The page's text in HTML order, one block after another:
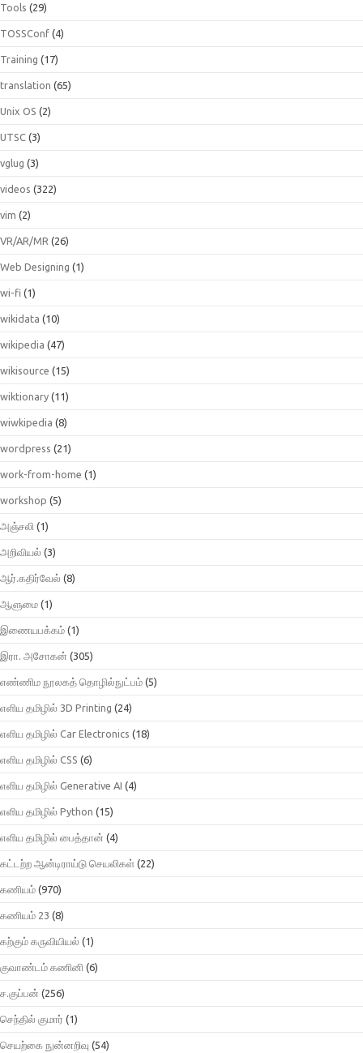
Tools (29)
TOSSConf (4)
Training (17)
translation (65)
Unix OS (2)
UTSC (3)
vglug (3)
videos (322)
vim (2)
VR/AR/MR (26)
Web Designing (1)
wi-fi (1)
wikidata (10)
wikipedia (47)
wikisource (15)
wiktionary (11)
wiwkipedia (8)
wordpress (21)
work-from-home (1)
workshop (5)
அஞ்சலி (1)
அறிவியல் (3)
ஆர்.கதிர்வேல் (8)
ஆளுமை (1)
இணையபக்கம் (1)
இரா. அசோகன் (305)
எண்ணிம நூலகத் தொழில்நுட்பம் (5)
எளிய தமிழில் 3D Printing (24)
எளிய தமிழில் Car Electronics (18)
எளிய தமிழில் CSS (6)
எளிய தமிழில் Generative AI (4)
எளிய தமிழில் Python (15)
எளிய தமிழில் பைத்தான் (4)
கட்டற்ற ஆன்டிராய்டு செயலிகள் (22)
கணியம் (970)
கணியம் 23 (8)
கற்கும் கருவியியல் (1)
குவாண்டம் கணினி (6)
ச.குப்பன் (256)
செந்தில் குமார் (1)
செயற்கை நுன்னறிவு (54)